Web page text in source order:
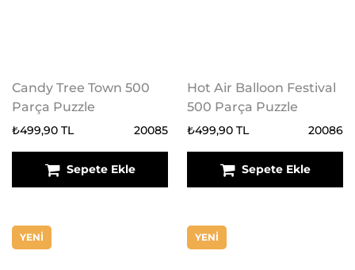
Candy Tree Town 500
Parça Puzzle
₺499,90 TL 20085
Sepete Ekle
Hot Air Balloon Festival
500 Parça Puzzle
₺499,90 TL 20086
Sepete Ekle
YENİ YENİ